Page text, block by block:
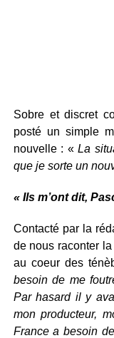
Sobre et discret
posté un simple
nouvelle : «La
que je sorte un
« Ils m’ont dit,
Contacté par la
de nous raconter
au coeur des
besoin de me
Par hasard il y
mon producteur,
France a besoin